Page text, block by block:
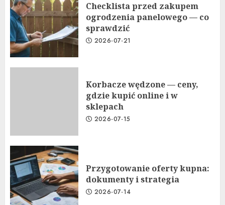
Checklista przed zakupem
ogrodzenia panelowego — co
sprawdzić
2026-07-21
Korbacze wędzone — ceny,
gdzie kupić online i w
sklepach
2026-07-15
Przygotowanie oferty kupna:
dokumenty i strategia
2026-07-14